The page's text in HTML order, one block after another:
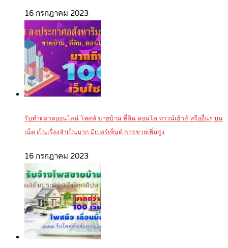
16 กรกฎาคม 2023
รับทำตลาดออนไลน์ โพสต์ ขายบ้าน ที่ดิน คอนโด ทาวน์เฮ้าส์ หรืออื่นๆ บน
เน็ต เป็นเรื่องจำเป็นมาก มีเปอร์เซ็นต์ การขายเพิ่มสูง
16 กรกฎาคม 2023